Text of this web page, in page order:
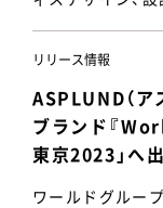
リリース情報
ASPLUND（ア
ブランド『
東京2023」へ
ワールドグルー